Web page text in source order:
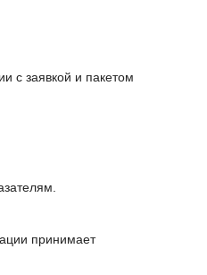
с заявкой и пакетом
принимает